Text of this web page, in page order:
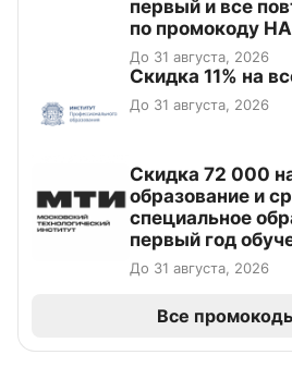
первый и все
по промокоду
До 31 августа, 2026
Скидка 11% на
До 31 августа, 2026
Скидка 72 000
образование и
специальное
первый год
До 31 августа, 2026
Все